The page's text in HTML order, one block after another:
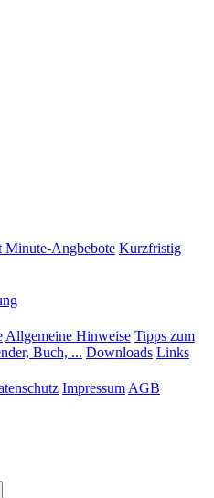
Minute-Angbebote Kurzfristig
Allgemeine Hinweise Tipps zum
Buch, ... Downloads Links
Impressum AGB